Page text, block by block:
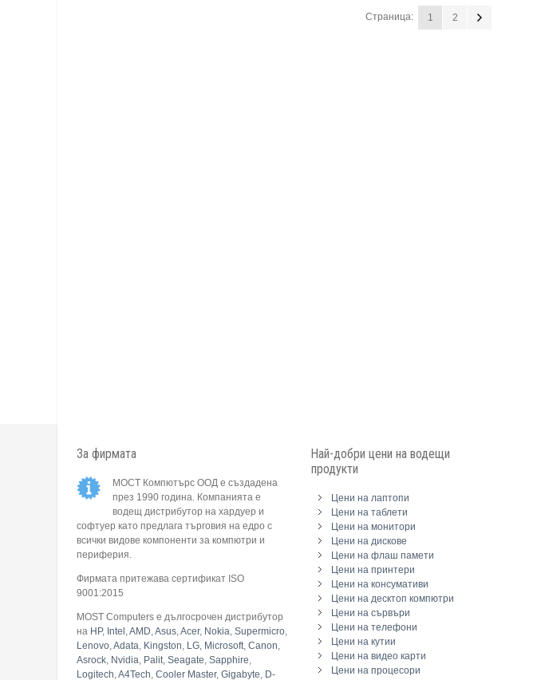
Страница: 1 2
За фирмата
МОСТ Компютърс ООД е създадена
през 1990 година. Компанията е
водещ дистрибутор на хардуер и
софтуер като предлага търговия на едро с
всички видове компоненти за компютри и
периферия.
Фирмата притежава сертификат ISO
9001:2015
MOST Computers е дългосрочен дистрибутор
на HP, Intel ,AMD,Asus,Acer, Nokia, Supermicro,
Lenovo,Adata, Kingston, LG, Microsoft, Canon,
Asrock, Nvidia, Palit, Seagate, Sapphire,
Logitech,A4Tech, Cooler Master, Gigabyte, D-
Най-добри цени на водещи
продукти
Цени на лаптопи
Цени на таблети
Цени на монитори
Цени на дискове
Цени на флаш памети
Цени на принтери
Цени на консумативи
Цени на десктоп компютри
Цени на сървъри
Цени на телефони
Цени на кутии
Цени на видео карти
Цени на процесори